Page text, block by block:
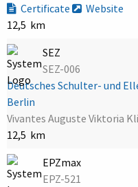
Certificate
Website
12,5 km
SEZ
SEZ-006
Deutsches Schulter- und
Berlin
Vivantes Auguste Viktoria
12,5 km
EPZmax
EPZ-521